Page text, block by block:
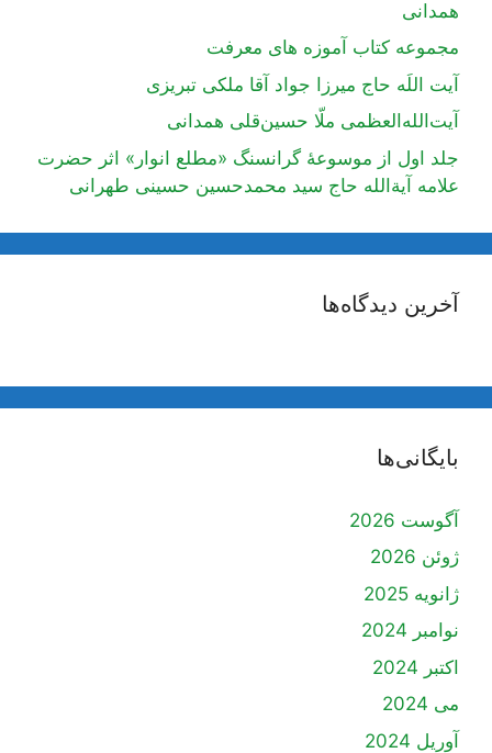
همدانی
مجموعه کتاب آموزه های معرفت
آیت اللَه حاج میرزا جواد آقا ملکی تبریزی
آیت‌الله‌العظمی ملّا حسین‌قلی همدانی
جلد اول از موسوعۀ گرانسنگ «مطلع انوار» اثر حضرت
علامه آیة‌الله حاج سید محمدحسین حسینی طهرانی
آخرین دیدگاه‌ها
بایگانی‌ها
آگوست 2026
ژوئن 2026
ژانویه 2025
نوامبر 2024
اکتبر 2024
می 2024
آوریل 2024